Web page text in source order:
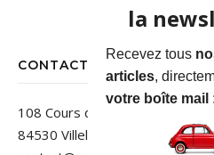
CONTACT
108 Cours des Jardins
84530 Villelaure